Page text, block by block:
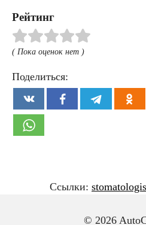
Рейтинг
( Пока оценок нет )
Поделиться:
© 2026
Ссылки: